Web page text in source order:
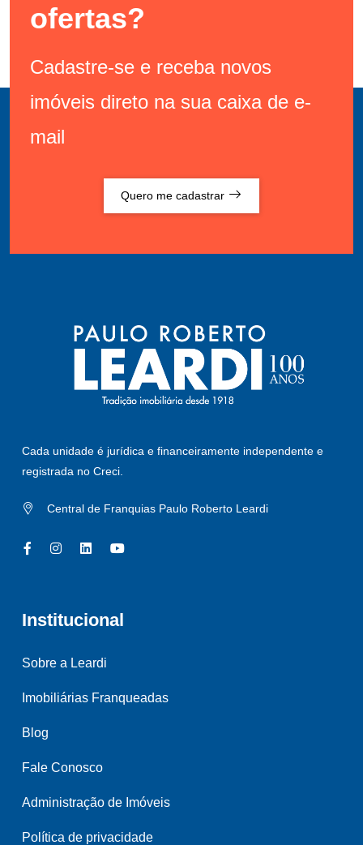
ofertas?
Cadastre-se e receba novos
imóveis direto na sua caixa de e-
mail
Quero me cadastrar
Cada unidade é jurídica e financeiramente independente e
registrada no Creci.
Central de Franquias Paulo Roberto Leardi
Institucional
Sobre a Leardi
Imobiliárias Franqueadas
Blog
Fale Conosco
Administração de Imóveis
Política de privacidade